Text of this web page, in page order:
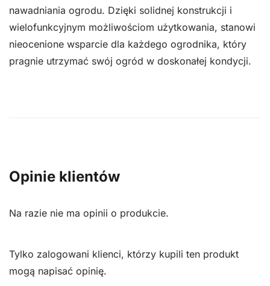
nawadniania ogrodu. Dzięki solidnej konstrukcji i
wielofunkcyjnym możliwościom użytkowania, stanowi
nieocenione wsparcie dla każdego ogrodnika, który
pragnie utrzymać swój ogród w doskonałej kondycji.
Opinie klientów
Na razie nie ma opinii o produkcie.
Tylko zalogowani klienci, którzy kupili ten produkt
mogą napisać opinię.